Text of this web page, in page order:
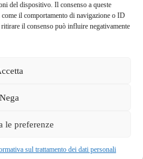
del dispositivo. Il consenso a queste
il comportamento di navigazione o ID
il consenso può influire negativamente
Nega
le preferenze
sul trattamento dei dati personali
| C.F. 04240740169 –
sviluppato daCreative